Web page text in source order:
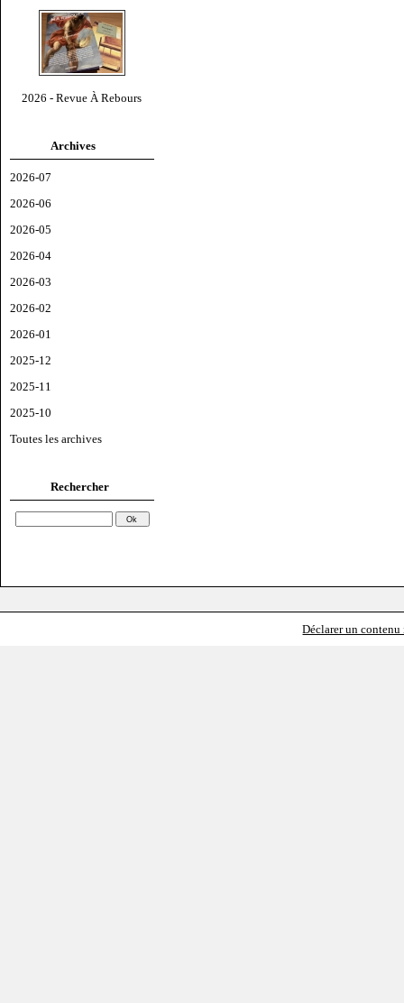
2026 - Revue À Rebours
Archives
2026-07
2026-06
2026-05
2026-04
2026-03
2026-02
2026-01
2025-12
2025-11
2025-10
Toutes les archives
Rechercher
Déclarer un